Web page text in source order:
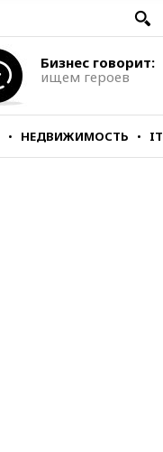
Бизнес говорит:
ищем героев
НЕДВИЖИМОСТЬ IT